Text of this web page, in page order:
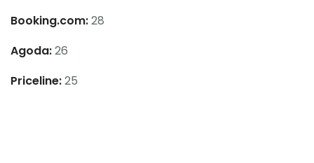
Booking.com:28
Agoda:26
Priceline:25